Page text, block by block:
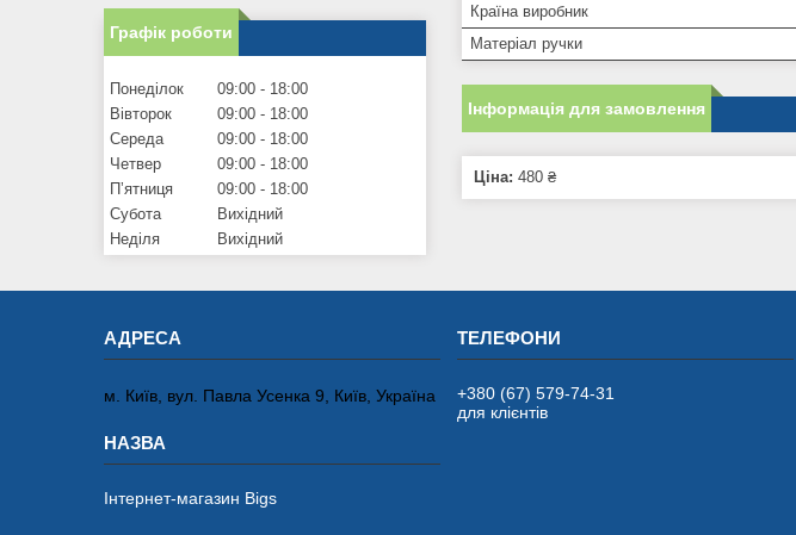
Країна виробник
Матеріал ручки
Інформація для замовлення
Ціна: 480 ₴
Графік роботи
Понеділок 09:00
18:00
Вівторок
09:00
18:00
Середа
09:00
18:00
Четвер
09:00
18:00
Пʼятниця
09:00
18:00
Субота
Вихідний
Неділя
Вихідний
м. Київ, вул. Павла Усенка 9, Київ, Україна
Інтернет-магазин Bigs
+380 (67) 579-74-31
для клієнтів